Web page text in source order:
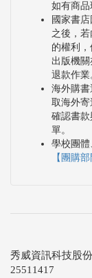
如有商品
國家書
之後，
的權利
出版機
退款作業
海外購
取海外寄
確認書
單。
學校團
【團購部
秀威資訊科技股
25511417